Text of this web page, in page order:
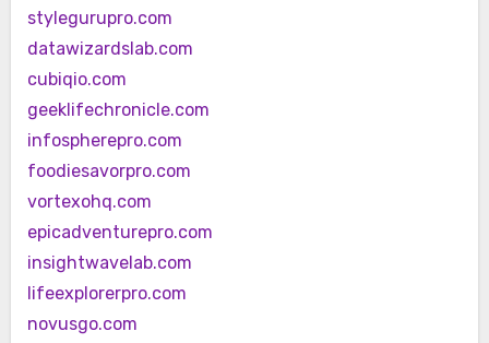
stylegurupro.com
datawizardslab.com
cubiqio.com
geeklifechronicle.com
infospherepro.com
foodiesavorpro.com
vortexohq.com
epicadventurepro.com
insightwavelab.com
lifeexplorerpro.com
novusgo.com